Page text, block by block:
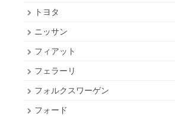
トヨタ
ニッサン
フィアット
フェラーリ
フォルクスワーゲン
フォード